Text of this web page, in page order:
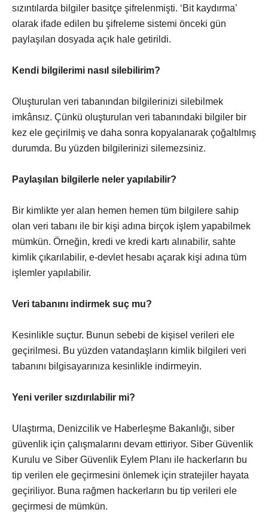
sızıntılarda bilgiler basitçe şifrelenmişti. ‘Bit kaydırma’
olarak ifade edilen bu şifreleme sistemi önceki gün
paylaşılan dosyada açık hale getirildi.
Kendi bilgilerimi nasıl silebilirim?
Oluşturulan veri tabanından bilgilerinizi silebilmek
imkânsız. Çünkü oluşturulan veri tabanındaki bilgiler bir
kez ele geçirilmiş ve daha sonra kopyalanarak çoğaltılmış
durumda. Bu yüzden bilgilerinizi silemezsiniz.
Paylaşılan bilgilerle neler yapılabilir?
Bir kimlikte yer alan hemen hemen tüm bilgilere sahip
olan veri tabanı ile bir kişi adına birçok işlem yapabilmek
mümkün. Örneğin, kredi ve kredi kartı alınabilir, sahte
kimlik çıkarılabilir, e-devlet hesabı açarak kişi adına tüm
işlemler yapılabilir.
Veri tabanını indirmek suç mu?
Kesinlikle suçtur. Bunun sebebi de kişisel verileri ele
geçirilmesi. Bu yüzden vatandaşların kimlik bilgileri veri
tabanını bilgisayarınıza kesinlikle indirmeyin.
Yeni veriler sızdırılabilir mi?
Ulaştırma, Denizcilik ve Haberleşme Bakanlığı, siber
güvenlik için çalışmalarını devam ettiriyor. Siber Güvenlik
Kurulu ve Siber Güvenlik Eylem Planı ile hackerların bu
tip verilen ele geçirmesini önlemek için stratejiler hayata
geçiriliyor. Buna rağmen hackerların bu tip verileri ele
geçirmesi de mümkün.